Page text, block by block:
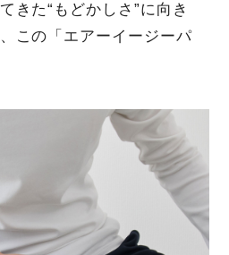
きた“もどかしさ”に向き
この「エアーイージーパ